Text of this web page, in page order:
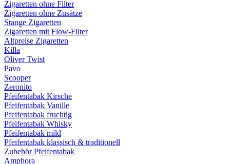
Zigaretten ohne Filter
Zigaretten ohne Zusätze
Stange Zigaretten
Zigaretten mit Flow-Filter
Altpreise Zigaretten
Killa
Oliver Twist
Pavo
Scooper
Zeronito
Pfeifentabak Kirsche
Pfeifentabak Vanille
Pfeifentabak fruchtig
Pfeifentabak Whisky
Pfeifentabak mild
Pfeifentabak klassisch & traditionell
Zubehör Pfeifentabak
Amphora